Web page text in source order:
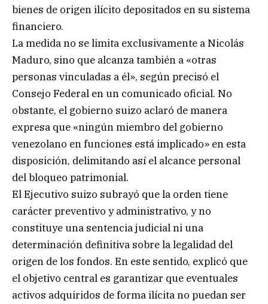
bienes de origen ilícito depositados en su sistema
financiero.
La medida no se limita exclusivamente a Nicolás
Maduro, sino que alcanza también a «otras
personas vinculadas a él», según precisó el
Consejo Federal en un comunicado oficial. No
obstante, el gobierno suizo aclaró de manera
expresa que «ningún miembro del gobierno
venezolano en funciones está implicado» en esta
disposición, delimitando así el alcance personal
del bloqueo patrimonial.
El Ejecutivo suizo subrayó que la orden tiene
carácter preventivo y administrativo, y no
constituye una sentencia judicial ni una
determinación definitiva sobre la legalidad del
origen de los fondos. En este sentido, explicó que
el objetivo central es garantizar que eventuales
activos adquiridos de forma ilícita no puedan ser